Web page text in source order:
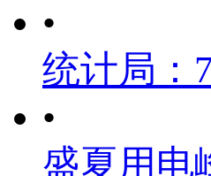
•
统计局：
•
盛夏用电